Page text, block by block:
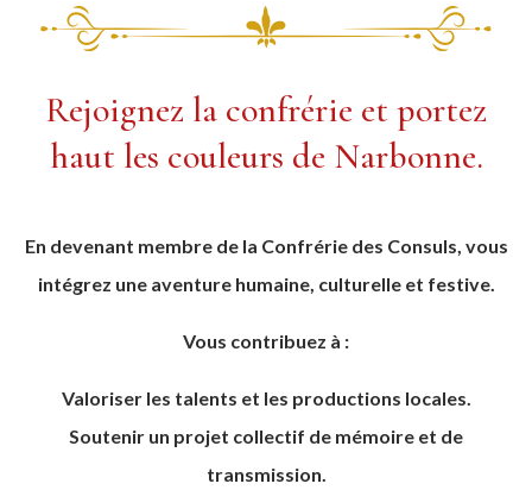
Rejoignez la confrérie et portez
haut les couleurs de Narbonne.
En devenant membre de la Confrérie des Consuls, vous
intégrez une aventure humaine, culturelle et festive.
Vous contribuez à :
Valoriser les talents et les productions locales.
Soutenir un projet collectif de mémoire et de
transmission.